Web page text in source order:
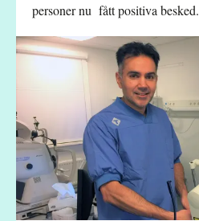
personer nu fått positiva besked.